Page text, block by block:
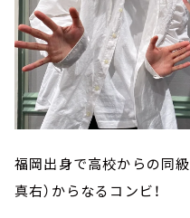
福岡出身で高校からの同級
真右）からなるコンビ！